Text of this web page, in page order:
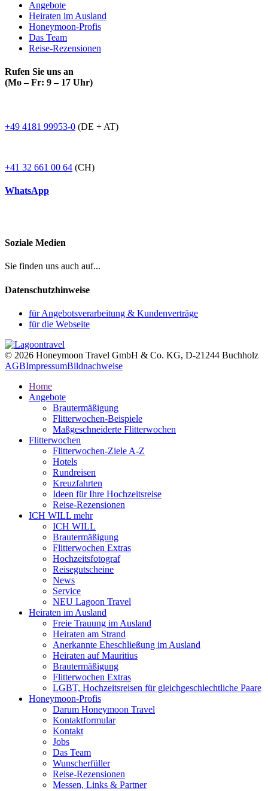
Angebote
Heiraten im Ausland
Honeymoon-Profis
Das Team
Reise-Rezensionen
Rufen Sie uns an
(Mo – Fr: 9 – 17 Uhr)
+49 4181 99953-0 (DE + AT)
+41 32 661 00 64 (CH)
WhatsApp
Soziale Medien
Sie finden uns auch auf...
Datenschutzhinweise
für Angebotsverarbeitung & Kundenverträge
für die Webseite
© 2026 Honeymoon Travel GmbH & Co. KG, D-21244 Buchholz
AGBImpressumBildnachweise
Home
Angebote
Brautermäßigung
Flitterwochen-Beispiele
Maßgeschneiderte Flitterwochen
Flitterwochen
Flitterwochen-Ziele A-Z
Hotels
Rundreisen
Kreuzfahrten
Ideen für Ihre Hochzeitsreise
Reise-Rezensionen
ICH WILL mehr
ICH WILL
Brautermäßigung
Flitterwochen Extras
Hochzeitsfotograf
Reisegutscheine
News
Service
NEU Lagoon Travel
Heiraten im Ausland
Freie Trauung im Ausland
Heiraten am Strand
Anerkannte Eheschließung im Ausland
Heiraten auf Mauritius
Brautermäßigung
Flitterwochen Extras
LGBT, Hochzeitsreisen für gleichgeschlechtliche Paare
Honeymoon-Profis
Darum Honeymoon Travel
Kontaktformular
Kontakt
Jobs
Das Team
Wunscherfüller
Reise-Rezensionen
Messen, Links & Partner